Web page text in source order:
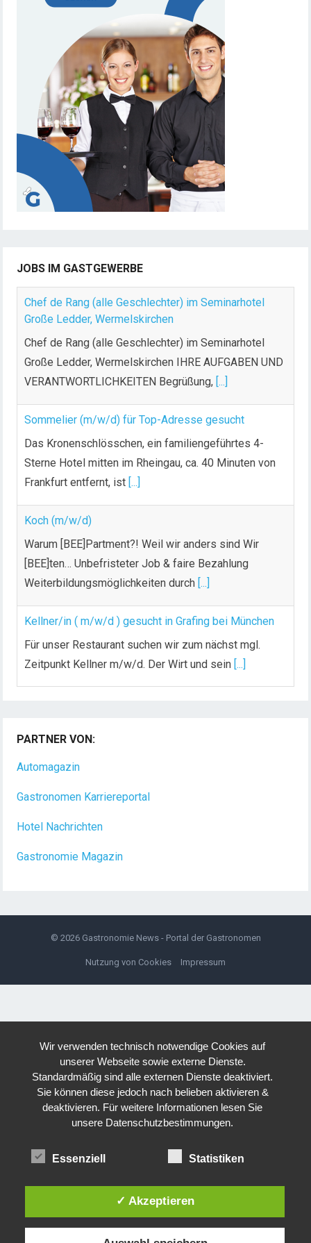
JOBS IM GASTGEWERBE
Chef de Rang (alle Geschlechter) im Seminarhotel
Große Ledder, Wermelskirchen
Chef de Rang (alle Geschlechter) im Seminarhotel
Große Ledder, Wermelskirchen IHRE AUFGABEN UND
VERANTWORTLICHKEITEN Begrüßung, [...]
Sommelier (m/w/d) für Top-Adresse gesucht
Das Kronenschlösschen, ein familiengeführtes 4-
Sterne Hotel mitten im Rheingau, ca. 40 Minuten von
Frankfurt entfernt, ist [...]
Koch (m/w/d)
Warum [BEE]Partment?! Weil wir anders sind Wir
[BEE]ten… Unbefristeter Job & faire Bezahlung
Weiterbildungsmöglichkeiten durch [...]
Kellner/in ( m/w/d ) gesucht in Grafing bei München
Für unser Restaurant suchen wir zum nächst mgl.
Zeitpunkt Kellner m/w/d. Der Wirt und sein [...]
Dein Arbeitsplatz mit Urlaubsfeeling Chef de Rang
(m/w/d) Du bist Gastgeber aus Leidenschaft und
PARTNER VON:
Automagazin
Gastronomen Karriereportal
Hotel Nachrichten
Gastronomie Magazin
© 2026 Gastronomie News - Portal der Gastronomen
Nutzung von Cookies Impressum
Wir verwenden technisch notwendige Cookies auf
unserer Webseite sowie externe Dienste.
Standardmäßig sind alle externen Dienste deaktiviert.
Sie können diese jedoch nach belieben aktivieren &
deaktivieren. Für weitere Informationen lesen Sie
unsere Datenschutzbestimmungen.
Essenziell Statistiken
✓ Akzeptieren